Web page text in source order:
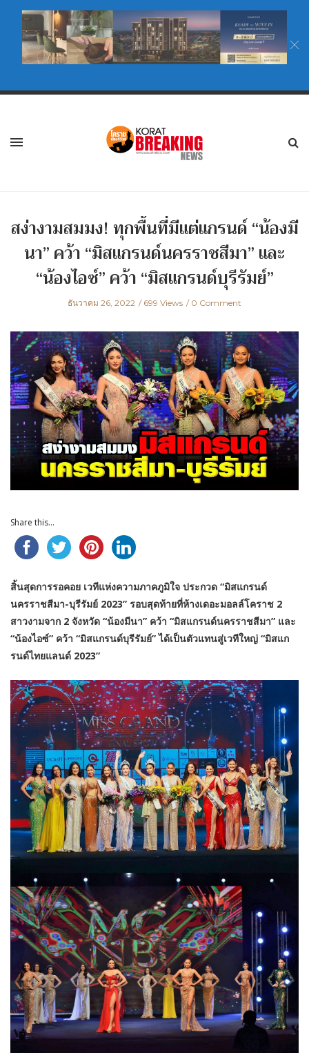
สง่างามสมมง! ทุกพื้นที่มีแต่แกรนด์ “น้องมี
นา” คว้า “มิสแกรนด์นครราชสีมา” และ
“น้องไอซ์” คว้า “มิสแกรนด์บุรีรัมย์”
ธันวาคม 26, 2022 699 Views 0 Comment
Share this...
สิ้นสุดการรอคอย เวทีแห่งความภาคภูมิใจ ประกวด “มิสแกรนด์
นครราชสีมา-บุรีรัมย์ 2023” รอบสุดท้ายที่ห้างเดอะมอลล์โคราช 2
สาวงามจาก 2 จังหวัด “น้องมีนา” คว้า “มิสแกรนด์นครราชสีมา” และ
“น้องไอซ์” คว้า “มิสแกรนด์บุรีรัมย์” ได้เป็นตัวแทนสู่เวทีใหญ่ “มิสแก
รนด์ไทยแลนด์ 2023”